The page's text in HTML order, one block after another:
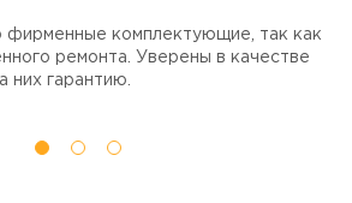
фирменные комплектующие, так как
ремонта. Уверены в качестве
них гарантию.